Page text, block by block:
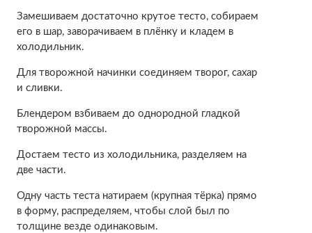
Замешиваем достаточно крутое тесто, собираем
его в шар, заворачиваем в плёнку и кладем в
холодильник.
Для творожной начинки соединяем творог, сахар
и сливки.
Блендером взбиваем до однородной гладкой
творожной массы.
Достаем тесто из холодильника, разделяем на
две части.
Одну часть теста натираем (крупная тёрка) прямо
в форму, распределяем, чтобы слой был по
толщине везде одинаковым.